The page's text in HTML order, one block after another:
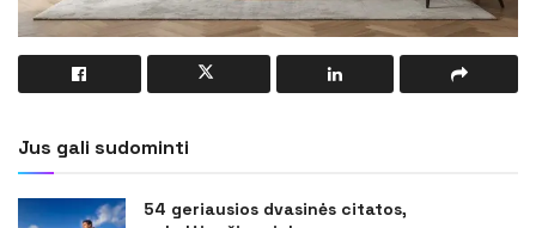
Jus gali sudominti
54 geriausios dvasinės citatos,